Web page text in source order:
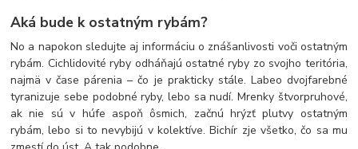
Aká bude k ostatným rybám?
No a napokon sledujte aj informáciu o znášanlivosti voči ostatným
rybám. Cichlidovité ryby odháňajú ostatné ryby zo svojho teritória,
najmä v čase párenia – čo je prakticky stále. Labeo dvojfarebné
tyranizuje sebe podobné ryby, lebo sa nudí. Mrenky štvorpruhové,
ak nie sú v húfe aspoň ôsmich, začnú hrýzť plutvy ostatným
rybám, lebo si to nevybijú v kolektíve. Bichír zje všetko, čo sa mu